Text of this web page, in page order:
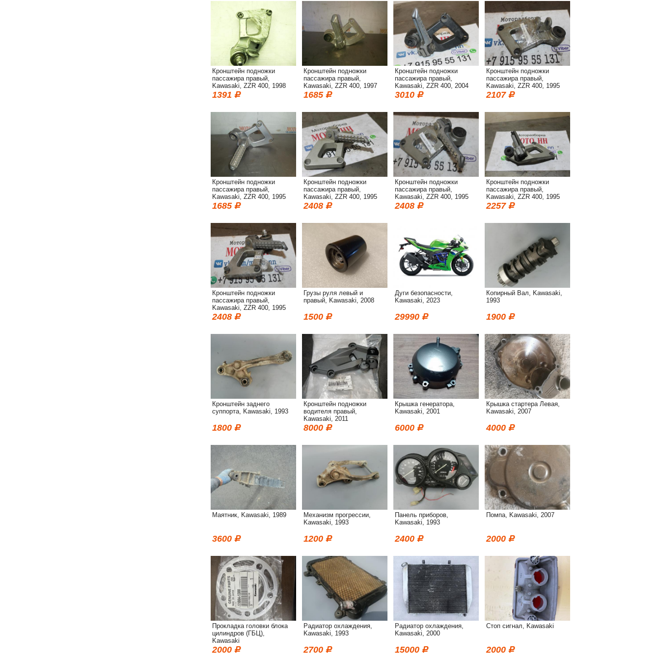
Кронштейн подножки
пассажира правый,
Kawasaki, ZZR 400, 1998
1391
Кронштейн подножки
пассажира правый,
Kawasaki, ZZR 400, 1997
1685
Кронштейн подножки
пассажира правый,
Kawasaki, ZZR 400, 2004
3010
Кронштейн подножки
пассажира правый,
Kawasaki, ZZR 400, 1995
2107
Кронштейн подножки
пассажира правый,
Kawasaki, ZZR 400, 1995
1685
Кронштейн подножки
пассажира правый,
Kawasaki, ZZR 400, 1995
2408
Кронштейн подножки
пассажира правый,
Kawasaki, ZZR 400, 1995
2408
Кронштейн подножки
пассажира правый,
Kawasaki, ZZR 400, 1995
2257
Кронштейн подножки
пассажира правый,
Kawasaki, ZZR 400, 1995
2408
Грузы руля левый и
правый, Kawasaki, 2008
1500
Дуги безопасности,
Kawasaki, 2023
29990
Копирный Вал, Kawasaki,
1993
1900
Кронштейн заднего
суппорта, Kawasaki, 1993
1800
Кронштейн подножки
водителя правый,
Kawasaki, 2011
8000
Крышка генератора,
Kawasaki, 2001
6000
Крышка стартера Левая,
Kawasaki, 2007
4000
Маятник, Kawasaki, 1989
3600
Механизм прогрессии,
Kawasaki, 1993
1200
Панель приборов,
Kawasaki, 1993
2400
Помпа, Kawasaki, 2007
2000
Прокладка головки блока
цилиндров (ГБЦ),
Kawasaki
2000
Радиатор охлаждения,
Kawasaki, 1993
2700
Радиатор охлаждения,
Kawasaki, 2000
15000
Стоп сигнал, Kawasaki
2000